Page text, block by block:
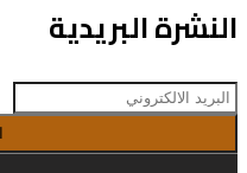
النشرة البريدية